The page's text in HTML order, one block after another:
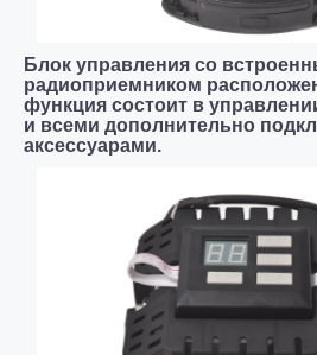
Блок управления со
радиоприемником
функция состоит в
и всеми дополнительно
аксессуарами.